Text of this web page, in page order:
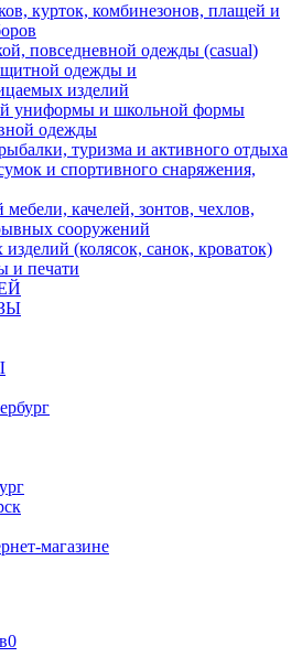
курток, комбинезонов, плащей и
повседневной одежды (casual)
одежды и
изделий
униформы и школьной формы
одежды
туризма и активного отдыха
и спортивного снаряжения,
мебели, качелей, зонтов, чехлов,
сооружений
изделий (колясок, санок, кроваток)
и печати
магазине
0